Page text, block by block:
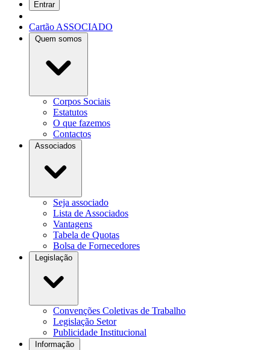
Entrar
Cartão ASSOCIADO
Quem somos
Corpos Sociais
Estatutos
O que fazemos
Contactos
Associados
Seja associado
Lista de Associados
Vantagens
Tabela de Quotas
Bolsa de Fornecedores
Legislação
Convenções Coletivas de Trabalho
Legislação Setor
Publicidade Institucional
Informação